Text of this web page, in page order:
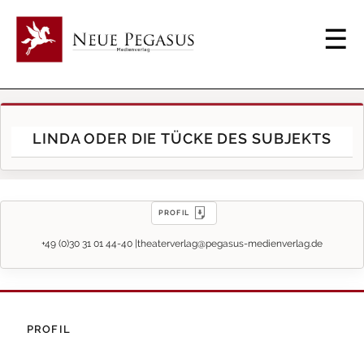
LINDA ODER DIE TÜCKE DES SUBJEKTS
PROFIL
+49 (0)30 31 01 44-40 |theaterverlag@pegasus-medienverlag.de
PROFIL